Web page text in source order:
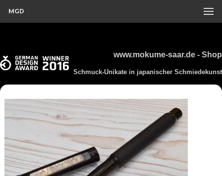
MGD
www.mokume-saar.de - Shop
Schmuck-Unikate in japanischer Schmiedekunst